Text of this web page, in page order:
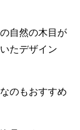
自然の木目が
たデザイン
のもおすすめ